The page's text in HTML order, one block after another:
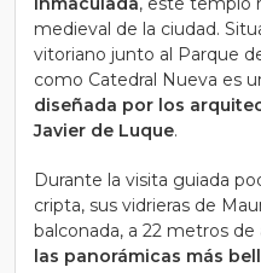
medieval de la ciudad.
vitoriano junto al Parque
como Catedral Nueva es
diseñada por los
Javier de Luque.
Durante la visita guiada
cripta, sus vidrieras de
balconada, a 22 metros
las panorámicas más